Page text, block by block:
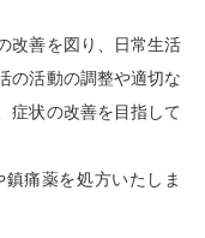
改善を図り、日常生活
の活動の調整や適切な
症状の改善を目指して
痛薬を処方いたしま